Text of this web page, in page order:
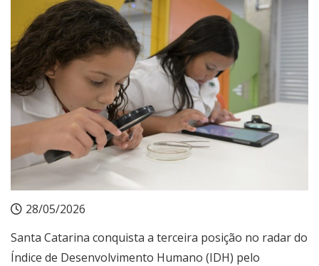
28/05/2026
Santa Catarina conquista a terceira posição no radar do
Índice de Desenvolvimento Humano (IDH) pelo